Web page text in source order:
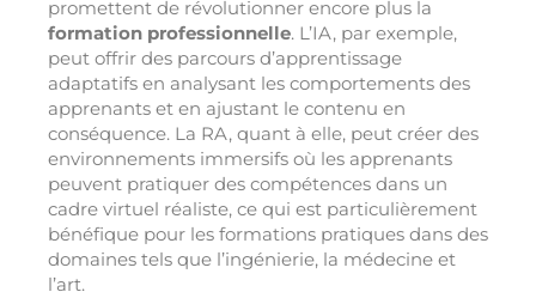
promettent de révolutionner encore plus la
formation professionnelle. L’IA, par exemple,
peut offrir des parcours d’apprentissage
adaptatifs en analysant les comportements des
apprenants et en ajustant le contenu en
conséquence. La RA, quant à elle, peut créer des
environnements immersifs où les apprenants
peuvent pratiquer des compétences dans un
cadre virtuel réaliste, ce qui est particulièrement
bénéfique pour les formations pratiques dans des
domaines tels que l’ingénierie, la médecine et
l’art.